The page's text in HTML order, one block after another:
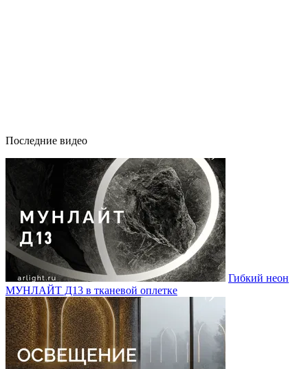
Последние видео
Гибкий неон
МУНЛАЙТ Д13 в тканевой оплетке